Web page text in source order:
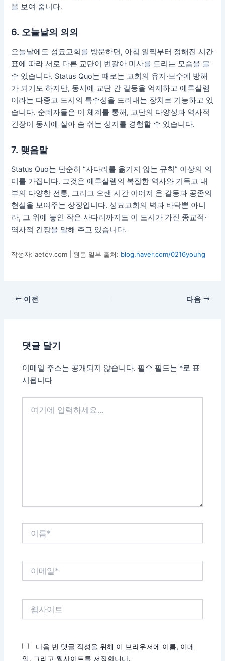
을 보여 줍니다.
6. 오늘날의 의의
오늘날에도 성묘교회를 방문하면, 아침 일찍부터 정해진 시간
표에 따라 서로 다른 교단이 번갈아 미사를 드리는 모습을 볼
수 있습니다. Status Quo는 때로는 교회의 유지·보수에 방해
가 되기도 하지만, 동시에 교단 간 갈등을 억제하고 예루살렘
이라는 다종교 도시의 특수성을 드러내는 장치로 기능하고 있
습니다. 순례자들은 이 체계를 통해, 교단의 다양성과 역사적
긴장이 동시에 살아 숨 쉬는 성지를 경험할 수 있습니다.
7. 맺음말
Status Quo는 단순히 “사다리를 옮기지 않는 규칙” 이상의 의
미를 가집니다. 그것은 예루살렘의 복잡한 역사와 기독교 내
부의 다양한 전통, 그리고 오랜 시간 이어져 온 갈등과 공존의
현실을 보여주는 상징입니다. 성묘교회의 벽과 바닥뿐 아니
라, 그 위에 놓인 작은 사다리까지도 이 도시가 가진 종교적·
역사적 긴장을 말해 주고 있습니다.
작성자: aetov.com | 원문 일부 출처: blog.naver.com/0216young
이전 다음
댓글 달기
이메일 주소는 공개되지 않습니다. 필수 필드는 *로 표
시됩니다
다음 번 댓글 작성을 위해 이 브라우저에 이름, 이메
일, 그리고 웹사이트를 저장합니다.